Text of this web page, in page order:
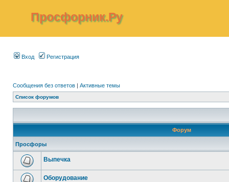
Просфорник.Ру
Вход Регистрация
Сообщения без ответов | Активные темы
Список форумов
Форум
Просфоры
Выпечка
Оборудование